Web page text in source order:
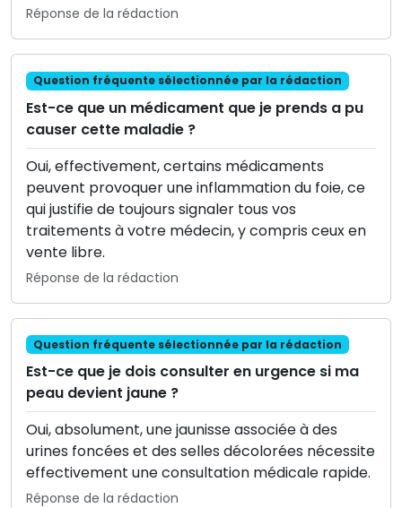
Réponse de la rédaction
Question fréquente sélectionnée par la rédaction
Est-ce que un médicament que je prends a pu
causer cette maladie ?
Oui, effectivement, certains médicaments
peuvent provoquer une inflammation du foie, ce
qui justifie de toujours signaler tous vos
traitements à votre médecin, y compris ceux en
vente libre.
Réponse de la rédaction
Question fréquente sélectionnée par la rédaction
Est-ce que je dois consulter en urgence si ma
peau devient jaune ?
Oui, absolument, une jaunisse associée à des
urines foncées et des selles décolorées nécessite
effectivement une consultation médicale rapide.
Réponse de la rédaction